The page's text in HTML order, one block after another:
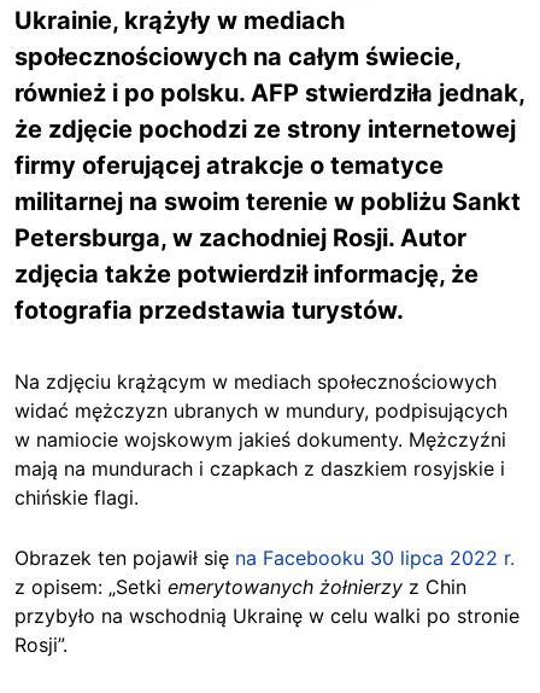
Ukrainie, krążyły w mediach
społecznościowych na całym świecie,
również i po polsku. AFP stwierdziła jednak,
że zdjęcie pochodzi ze strony internetowej
firmy oferującej atrakcje o tematyce
militarnej na swoim terenie w pobliżu Sankt
Petersburga, w zachodniej Rosji. Autor
zdjęcia także potwierdził informację, że
fotografia przedstawia turystów.
Na zdjęciu krążącym w mediach społecznościowych
widać mężczyzn ubranych w mundury, podpisujących
w namiocie wojskowym jakieś dokumenty. Mężczyźni
mają na mundurach i czapkach z daszkiem rosyjskie i
chińskie flagi.
Obrazek ten pojawił się na Facebooku 30 lipca 2022 r.
z opisem: „Setki emerytowanych żołnierzy z Chin
przybyło na wschodnią Ukrainę w celu walki po stronie
Rosji”.